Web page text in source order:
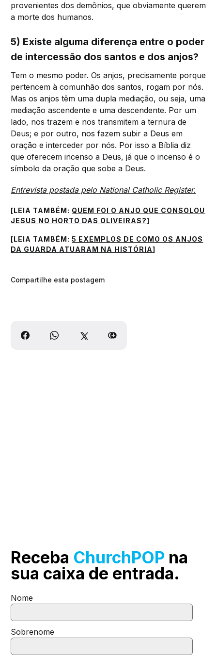
provenientes dos demônios, que obviamente querem
a morte dos humanos.
5) Existe alguma diferença entre o poder
de intercessão dos santos e dos anjos?
Tem o mesmo poder. Os anjos, precisamente porque
pertencem à comunhão dos santos, rogam por nós.
Mas os anjos têm uma dupla mediação, ou seja, uma
mediação ascendente e uma descendente. Por um
lado, nos trazem e nos transmitem a ternura de
Deus; e por outro, nos fazem subir a Deus em
oração e interceder por nós. Por isso a Bíblia diz
que oferecem incenso a Deus, já que o incenso é o
símbolo da oração que sobe a Deus.
Entrevista postada pelo National Catholic Register.
[LEIA TAMBÉM: QUEM FOI O ANJO QUE CONSOLOU
JESUS NO HORTO DAS OLIVEIRAS?]
[LEIA TAMBÉM:5 EXEMPLOS DE COMO OS ANJOS
DA GUARDA ATUARAM NA HISTÓRIA]
Compartilhe esta postagem
Receba ChurchPOP na
sua caixa de entrada.
Nome
Sobrenome